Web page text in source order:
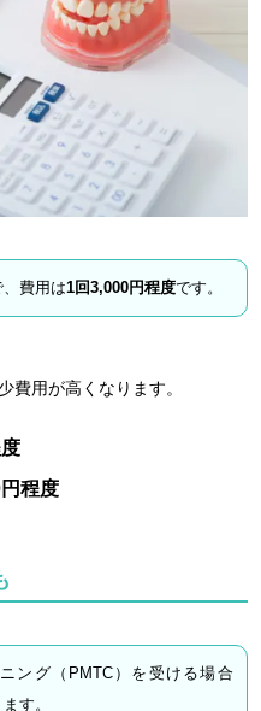
、費用は1回3,000円程度です。
費用が高くなります。
程度
ング（PMTC）を受ける場合
す。